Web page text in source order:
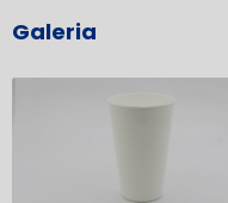
Galeria